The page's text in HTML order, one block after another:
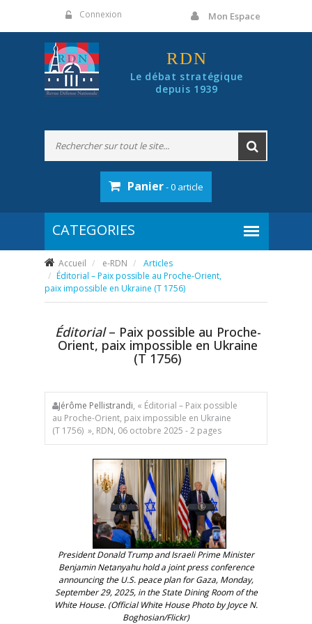
Connexion Mon Espace
RDN
Le débat stratégique
depuis 1939
Panier- 0 article
Accueil e-RDN
Articles
Éditorial – Paix possible au Proche-Orient,
paix impossible en Ukraine (T 1756)
Éditorial– Paix possible au Proche-
Orient, paix impossible en Ukraine
(T 1756)
Jérôme Pellistrandi, « Éditorial – Paix possible
au Proche-Orient, paix impossible en Ukraine
(T 1756) », RDN, 06 octobre 2025 - 2 pages
President Donald Trump and Israeli Prime Minister
Benjamin Netanyahu hold a joint press conference
announcing the U.S. peace plan for Gaza, Monday,
September 29, 2025, in the State Dining Room of the
White House. (Official White House Photo by Joyce N.
Boghosian/Flickr)